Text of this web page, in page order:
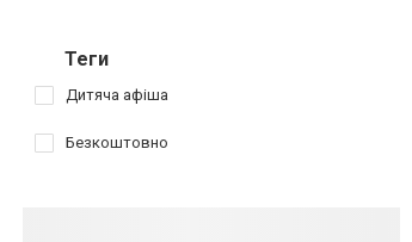
Теги
Дитяча афіша
Безкоштовно